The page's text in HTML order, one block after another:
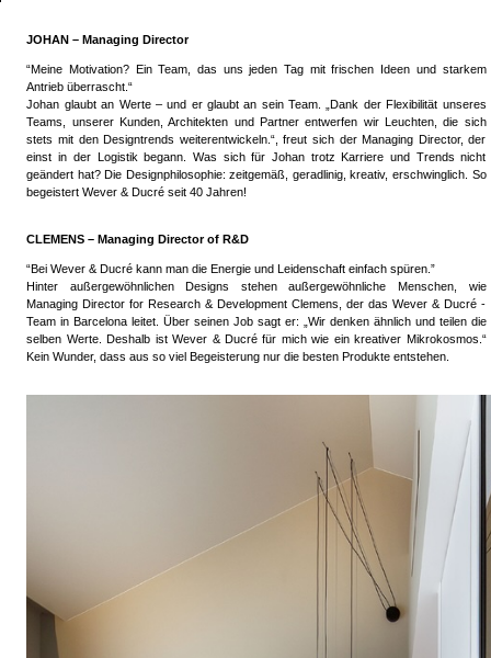
JOHAN – Managing Director
“Meine Motivation? Ein Team, das uns jeden Tag mit frischen Ideen und starkem
Antrieb überrascht.“
Johan glaubt an Werte – und er glaubt an sein Team. „Dank der Flexibilität unseres
Teams, unserer Kunden, Architekten und Partner entwerfen wir Leuchten, die sich
stets mit den Designtrends weiterentwickeln.“, freut sich der Managing Director, der
einst in der Logistik begann. Was sich für Johan trotz Karriere und Trends nicht
geändert hat? Die Designphilosophie: zeitgemäß, geradlinig, kreativ, erschwinglich. So
begeistert Wever & Ducré seit 40 Jahren!
CLEMENS – Managing Director of R&D
“Bei Wever & Ducré kann man die Energie und Leidenschaft einfach spüren.”
Hinter außergewöhnlichen Designs stehen außergewöhnliche Menschen, wie
Managing Director for Research & Development Clemens, der das Wever & Ducré -
Team in Barcelona leitet. Über seinen Job sagt er: „Wir denken ähnlich und teilen die
selben Werte. Deshalb ist Wever & Ducré für mich wie ein kreativer Mikrokosmos.“
Kein Wunder, dass aus so viel Begeisterung nur die besten Produkte entstehen.